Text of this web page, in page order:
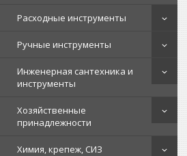
Расходные инструменты
Ручные инструменты
Инженерная сантехника и
инструменты
Хозяйственные
принадлежности
Химия, крепеж, СИЗ